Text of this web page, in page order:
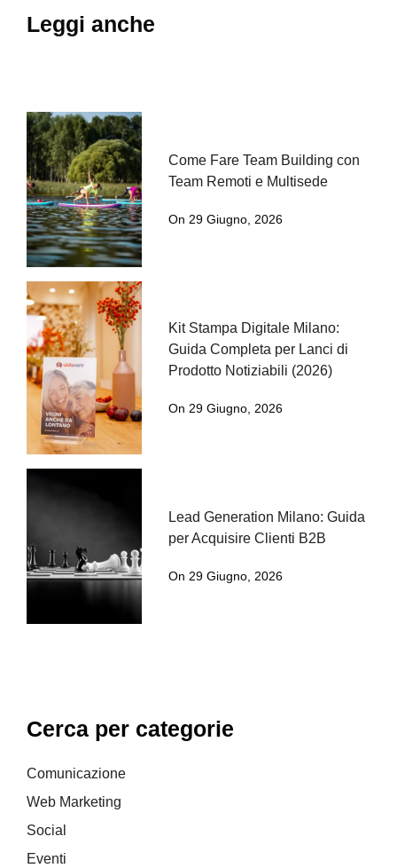
Leggi anche
Come Fare Team Building con
Team Remoti e Multisede
On 29 Giugno, 2026
Kit Stampa Digitale Milano:
Guida Completa per Lanci di
Prodotto Notiziabili (2026)
On 29 Giugno, 2026
Lead Generation Milano: Guida
per Acquisire Clienti B2B
On 29 Giugno, 2026
Cerca per categorie
Comunicazione
Web Marketing
Social
Eventi